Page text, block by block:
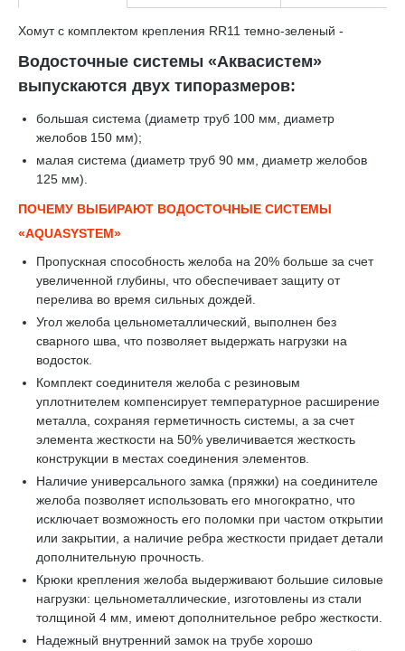
Хомут с комплектом крепления RR11 темно-зеленый -
Водосточные системы «Аквасистем»
выпускаются двух типоразмеров:
большая система (диаметр труб 100 мм, диаметр
желобов 150 мм);
малая система (диаметр труб 90 мм, диаметр желобов
125 мм).
ПОЧЕМУ ВЫБИРАЮТ ВОДОСТОЧНЫЕ СИСТЕМЫ
«AQUASYSTEM»
Пропускная способность желоба на 20% больше за счет
увеличенной глубины, что обеспечивает защиту от
перелива во время сильных дождей.
Угол желоба цельнометаллический, выполнен без
сварного шва, что позволяет выдержать нагрузки на
водосток.
Комплект соединителя желоба с резиновым
уплотнителем компенсирует температурное расширение
металла, сохраняя герметичность системы, а за счет
элемента жесткости на 50% увеличивается жесткость
конструкции в местах соединения элементов.
Наличие универсального замка (пряжки) на соединителе
желоба позволяет использовать его многократно, что
исключает возможность его поломки при частом открытии
или закрытии, а наличие ребра жесткости придает детали
дополнительную прочность.
Крюки крепления желоба выдерживают большие силовые
нагрузки: цельнометаллические, изготовлены из стали
толщиной 4 мм, имеют дополнительное ребро жесткости.
Надежный внутренний замок на трубе хорошо